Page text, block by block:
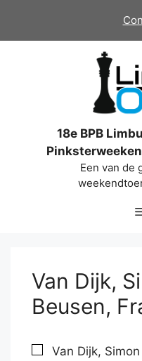
de
18e BPB
Een van de
Van Dijk,
Beusen,
Van Dijk,